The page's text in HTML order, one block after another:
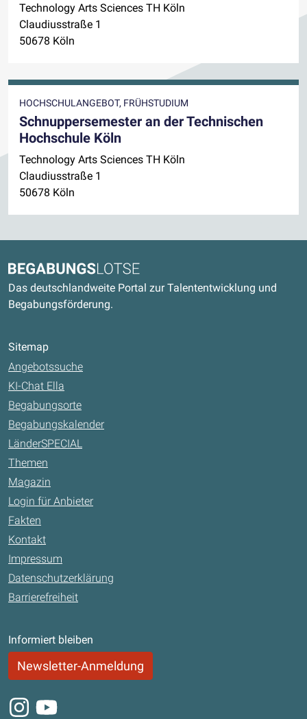
Technology Arts Sciences TH Köln
Claudiusstraße 1
50678 Köln
HOCHSCHULANGEBOT, FRÜHSTUDIUM
Schnuppersemester an der Technischen
Hochschule Köln
Technology Arts Sciences TH Köln
Claudiusstraße 1
50678 Köln
Begabungslotse
Das deutschlandweite Portal zur Talententwicklung und
Begabungsförderung.
Sitemap
Angebotssuche
KI-Chat Ella
Begabungsorte
Begabungskalender
LänderSPECIAL
Themen
Magazin
Login für Anbieter
Fakten
Kontakt
Impressum
Datenschutzerklärung
Barrierefreiheit
Informiert bleiben
Newsletter-Anmeldung
Instagram
Youtube